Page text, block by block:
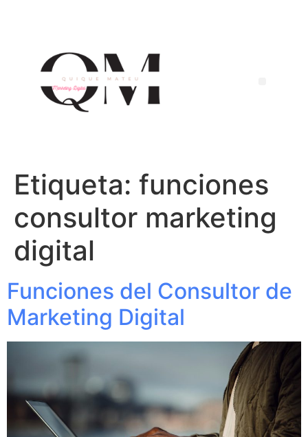
Etiqueta: funciones
consultor marketing
digital
Funciones del Consultor de
Marketing Digital